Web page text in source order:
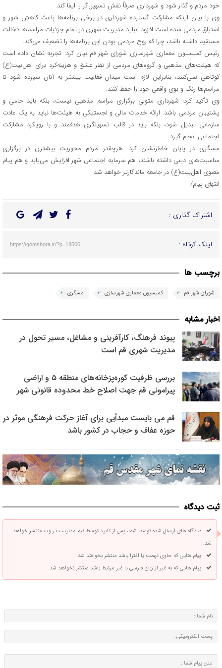
خود مردم واگذار شود و شهرداری صرفاً نقش تسهیل‌گر را ایفا کند.
وی با بیان اینکه مشارکت گسترده شهرداری در برخی برنامه‌ها باعث کاهش شور و
اشتیاق مردمی شده است افزود: نباید مدیریت شهری در تمام جزئیات مراسم‌ها دخالت
مستقیم داشته باشد، چرا که روح مردمی بودن این برنامه‌ها را تضعیف می‌کند.
رئیس کمیسیون معماری شهرسازی شورای شهر قم بیان کرد: تجربه نشان داده است
که هیئت‌های مذهبی و گروه‌های مردمی از نظر عشق و هزینه‌کرد برای اهل‌بیت(ع)
کوتاهی نمی‌کنند، بنابراین لازم است میدان فعالیت بیشتر به آنان سپرده شود تا
مراسم‌ها رنگ و بوی واقعی خود را حفظ کنند.
وی تأکید کرد: شهرداری متولی برگزاری مراسم مذهبی نیست، بلکه باید حامی و
پشتیبان مردمی باشد. ارائه خدمات مالی و لجستیکی به هیئت‌ها نباید به یک عادت
سازمانی تبدیل شود، بلکه باید در قالب تسهیلگری هدفمند و با رویکرد مشارکت
اجتماعی انجام گیرد.
مسگری در پایان خاطرنشان کرد: هرچقدر مردم محوریت بیشتری در برگزاری
مناسبت‌های دینی داشته باشند، هم سرمایه اجتماعی شهر افزایش می‌یابد و هم پیام
معنوی اهل‌بیت(ع) در جامعه ماندگارتر خواهد شد.
انتهای پیام/
اشتراک گذاری :
لینک کوتاه : https://qomshora.ir/?p=18506
برچسب ها
شورای شهر قم کمیسیون معماری شهرسازی مسگری
اخبار مشابه
پیوند فرهنگ، کارآفرینی و مشاغل، مسیر تحول در
مدیریت شهری قم است
بررسی ظرفیت کوره‌پزخانه‌های منطقه ۵ و اراضی
پیرامونی قم جهت اصلاح خط محدوده قانونی شهر
قم می بایست مبدأیی برای آغاز حرکت فرهنگی موثر در
حوزه عفاف و حجاب در کشور باشد
ثبت دیدگاه
دیدگاه های ارسال شده توسط شما، پس از تایید توسط تیم مدیریت در وب منتشر خواهد
شد.
پیام هایی که حاوی تهمت یا افترا باشد منتشر نخواهد شد.
پیام هایی که به غیر از زبان فارسی یا غیر مرتبط باشد منتشر نخواهد شد.